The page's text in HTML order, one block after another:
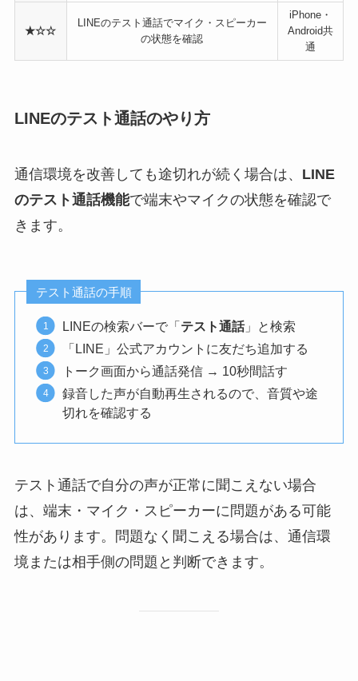
★☆☆
LINEのテスト通話でマイク・スピーカー
の状態を確認
iPhone・
Android共
通
LINEのテスト通話のやり方
通信環境を改善しても途切れが続く場合は、 LINE
のテスト通話機能で端末やマイクの状態を確認で
きます。
テスト通話の手順
LINEの検索バーで「テスト通話」と検索
「LINE」公式アカウントに友だち追加する
トーク画面から通話発信 → 10秒間話す
録音した声が自動再生されるので、音質や途
切れを確認する
テスト通話で自分の声が正常に聞こえない場合
は、端末・マイク・スピーカーに問題がある可能
性があります。問題なく聞こえる場合は、通信環
境または相手側の問題と判断できます。